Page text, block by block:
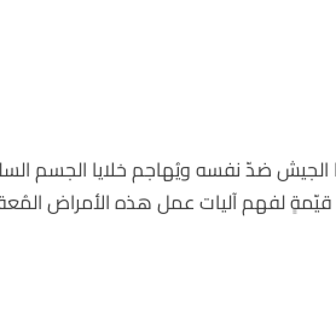
ضدّ نفسه ويُهاجم خلايا الجسم
قيّمةٍ لفهم آليات عمل هذه الأمراض